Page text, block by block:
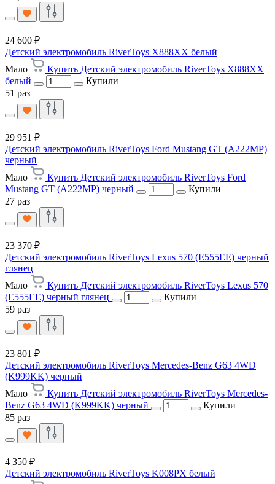
24 600 ₽
Детский электромобиль RiverToys X888XX белый
Мало
Купить Детский электромобиль RiverToys X888XX
белый
Купили
51 раз
29 951 ₽
Детский электромобиль RiverToys Ford Mustang GT (A222MP)
черный
Мало
Купить Детский электромобиль RiverToys Ford
Mustang GT (A222MP) черный
Купили
27 раз
23 370 ₽
Детский электромобиль RiverToys Lexus 570 (E555EE) черный
глянец
Мало
Купить Детский электромобиль RiverToys Lexus 570
(E555EE) черный глянец
Купили
59 раз
23 801 ₽
Детский электромобиль RiverToys Mercedes-Benz G63 4WD
(K999KK) черный
Мало
Купить Детский электромобиль RiverToys Mercedes-
Benz G63 4WD (K999KK) черный
Купили
85 раз
4 350 ₽
Детский электромобиль RiverToys K008PX белый